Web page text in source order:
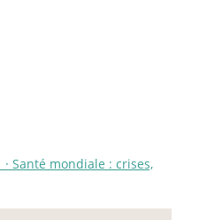
· Santé mondiale : crises,